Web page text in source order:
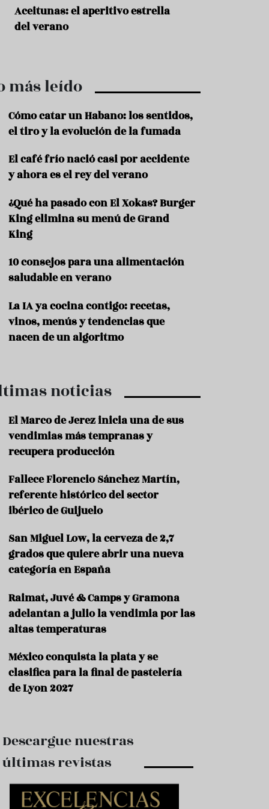
t
r
m
R
e
S
u
d
o
d
o
n
e
s
r
a
n
F
n
Aceitunas: el aperitivo estrella
del verano
más leído
Cómo catar un Habano: los sentidos,
el tiro y la evolución de la fumada
El café frío nació casi por accidente
y ahora es el rey del verano
¿Qué ha pasado con El Xokas? Burger
King elimina su menú de Grand
King
10 consejos para una alimentación
saludable en verano
La IA ya cocina contigo: recetas,
vinos, menús y tendencias que
nacen de un algoritmo
noticias
El Marco de Jerez inicia una de sus
vendimias más tempranas y
recupera producción
Fallece Florencio Sánchez Martín,
referente histórico del sector
ibérico de Guijuelo
San Miguel Low, la cerveza de 2,7
grados que quiere abrir una nueva
categoría en España
Raimat, Juvé & Camps y Gramona
adelantan a julio la vendimia por las
altas temperaturas
México conquista la plata y se
clasifica para la final de pastelería
de Lyon 2027
Descargue nuestras
últimas revistas